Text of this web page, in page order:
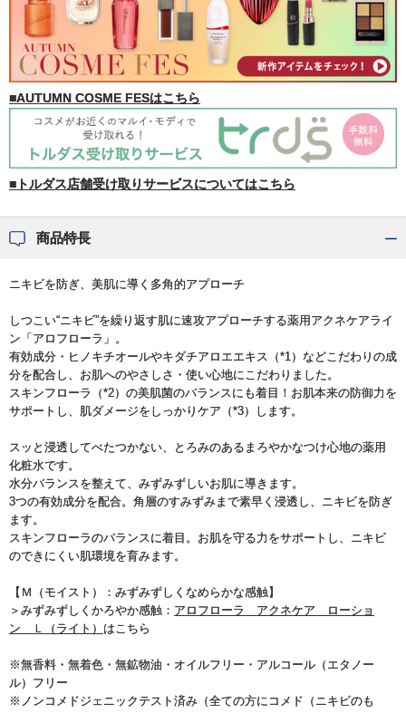
■AUTUMN COSME FESはこちら
■トルダス店舗受け取りサービスについてはこちら
商品特長
ニキビを防ぎ、美肌に導く多角的アプローチ
しつこい“ニキビ”を繰り返す肌に速攻アプローチする薬用アクネケアライ
ン「アロフローラ」。
有効成分・ヒノキチオールやキダチアロエエキス（*1）などこだわりの成
分を配合し、お肌へのやさしさ・使い心地にこだわりました。
スキンフローラ（*2）の美肌菌のバランスにも着目！お肌本来の防御力を
サポートし、肌ダメージをしっかりケア（*3）します。
スッと浸透してべたつかない、とろみのあるまろやかなつけ心地の薬用
化粧水です。
水分バランスを整えて、みずみずしいお肌に導きます。
3つの有効成分を配合。角層のすみずみまで素早く浸透し、ニキビを防ぎ
ます。
スキンフローラのバランスに着目。お肌を守る力をサポートし、ニキビ
のできにくい肌環境を育みます。
【Ｍ（モイスト）：みずみずしくなめらかな感触】
＞みずみずしくかろやか感触： アロフローラ アクネケア ローショ
ン Ｌ（ライト） はこちら
※無香料・無着色・無鉱物油・オイルフリー・アルコール（エタノー
ル）フリー
※ノンコメドジェニックテスト済み（全ての方にコメド（ニキビのも